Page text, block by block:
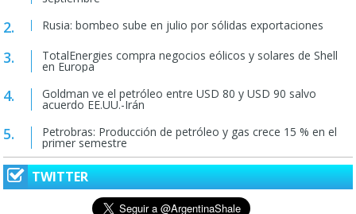
Rusia: bombeo sube en julio por sólidas exportaciones
TotalEnergies compra negocios eólicos y solares de Shell
en Europa
Goldman ve el petróleo entre USD 80 y USD 90 salvo
acuerdo EE.UU.-Irán
Petrobras: Producción de petróleo y gas crece 15 % en el
primer semestre
TWITTER